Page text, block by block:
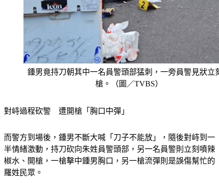
鍾男竟持刀朝其中一名員警頭部猛刺，一旁員警見狀立
槍。（圖／TVBS）
對峙過程砍警　遭開槍「胸口中彈」
而警方到場後，鍾男不斷大喊「刀子不能放」，隨後對峙到一
半情緒激動，持刀砍向朱姓員警頭部，另一名員警則立刻噴辣
椒水、開槍，一槍擊中鍾男胸口，另一槍流彈則是誤傷幫忙的
羅姓民眾。